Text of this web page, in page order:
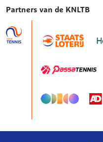
Partners van de KNLTB